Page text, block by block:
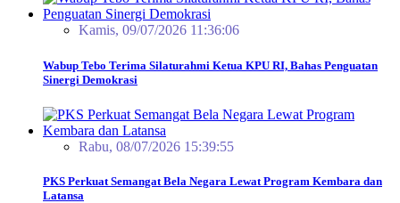
Kamis, 09/07/2026 11:36:06
Wabup Tebo Terima Silaturahmi Ketua KPU RI, Bahas Penguatan
Sinergi Demokrasi
Rabu, 08/07/2026 15:39:55
PKS Perkuat Semangat Bela Negara Lewat Program Kembara dan
Latansa